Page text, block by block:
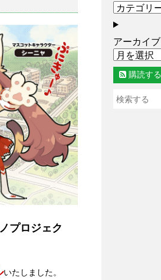
プロジェク
いたしました。
アーカイブ
購読する